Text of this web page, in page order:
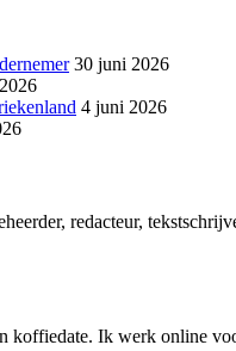
30 juni 2026
4 juni 2026
redacteur,
koffiedate. Ik werk online